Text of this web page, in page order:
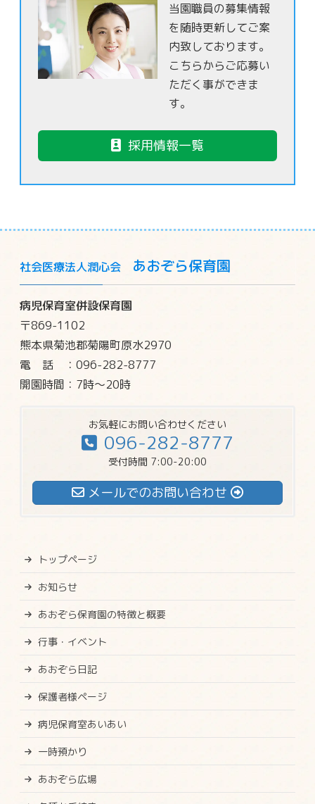
当園職員の募集情報
を随時更新してご案
内致しております。
こちらからご応募い
ただく事ができま
す。
採用情報一覧
社会医療法人潤心会 あおぞら保育園
病児保育室併設保育園
〒869-1102
熊本県菊池郡菊陽町原水2970
電話
：096-282-8777
開園時間：7時～20時
お気軽にお問い合わせください
096-282-8777
受付時間 7:00-20:00
メールでのお問い合わせ
トップページ
お知らせ
あおぞら保育園の特徴と概要
行事・イベント
あおぞら日記
保護者様ページ
病児保育室あいあい
一時預かり
あおぞら広場